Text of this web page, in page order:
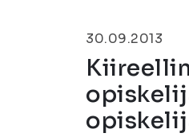
30.09.2013